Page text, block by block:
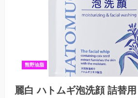
熊野油脂
麗白 ハトムギ泡洗顔 詰替用